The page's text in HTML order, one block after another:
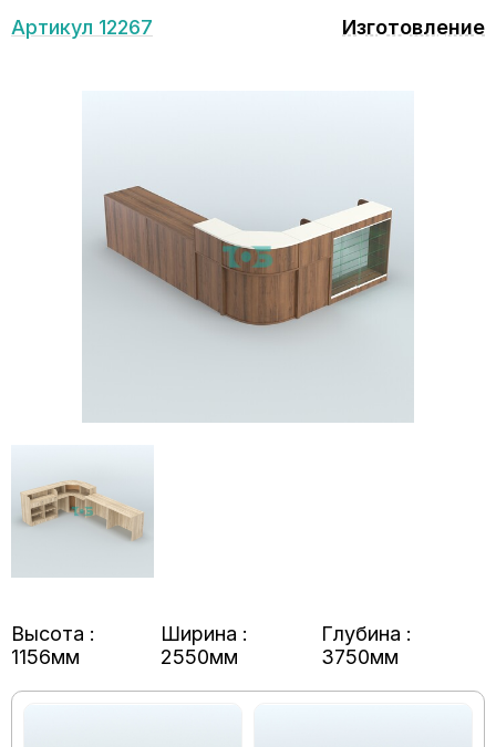
Артикул 12267 Изготовление
Высота :
1156мм
Ширина :
2550мм
Глубина :
3750мм